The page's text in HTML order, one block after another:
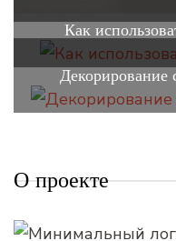
Как
Декорирование
О проекте